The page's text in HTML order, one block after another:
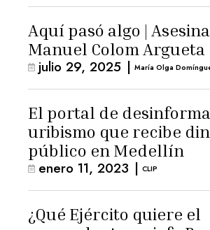
Aquí pasó algo |
Manuel Colom Argueta
julio 29, 2025 | María Olga
El portal de
uribismo que recibe
público en Medellín
enero 11, 2023 | CLIP
¿Qué Ejército quiere el